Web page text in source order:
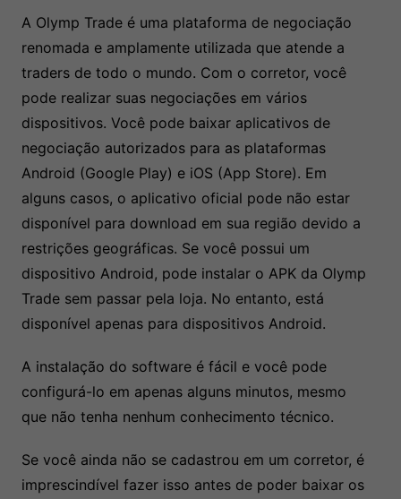
A Olymp Trade é uma plataforma de negociação
renomada e amplamente utilizada que atende a
traders de todo o mundo. Com o corretor, você
pode realizar suas negociações em vários
dispositivos. Você pode baixar aplicativos de
negociação autorizados para as plataformas
Android (Google Play) e iOS (App Store). Em
alguns casos, o aplicativo oficial pode não estar
disponível para download em sua região devido a
restrições geográficas. Se você possui um
dispositivo Android, pode instalar o APK da Olymp
Trade sem passar pela loja. No entanto, está
disponível apenas para dispositivos Android.
A instalação do software é fácil e você pode
configurá-lo em apenas alguns minutos, mesmo
que não tenha nenhum conhecimento técnico.
Se você ainda não se cadastrou em um corretor, é
imprescindível fazer isso antes de poder baixar os